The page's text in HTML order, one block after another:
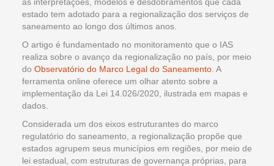
estado tem adotado para a regionalização dos serviços de
saneamento ao longo dos últimos anos.
O artigo é fundamentado no monitoramento que o IAS
realiza sobre o avanço da regionalização no país, por meio
do Observatório do Marco Legal do Saneamento . A
ferramenta online oferece um olhar atento sobre a
implementação da Lei 14.026/2020, ilustrada em mapas e
dados.
Considerada um dos eixos estruturantes do marco
regulatório do saneamento, a regionalização propõe que
estados agrupem seus municípios em regiões, por meio de
lei estadual, com estruturas de governança próprias, para